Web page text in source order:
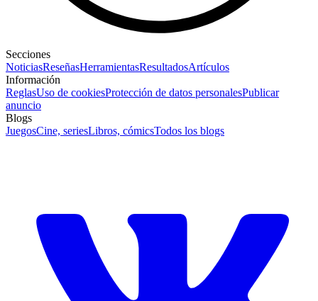
Secciones
NoticiasReseñasHerramientasResultadosArtículos
Información
ReglasUso de cookiesProtección de datos personalesPublicar
anuncio
Blogs
JuegosCine, seriesLibros, cómicsTodos los blogs